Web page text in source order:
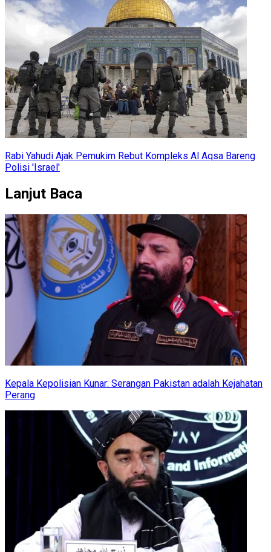
Rabi Yahudi Ajak Pemukim Rebut Kompleks Al Aqsa Bareng
Polisi 'Israel'
Lanjut Baca
Kepala Kepolisian Kunar: Serangan Pakistan adalah Kejahatan
Perang